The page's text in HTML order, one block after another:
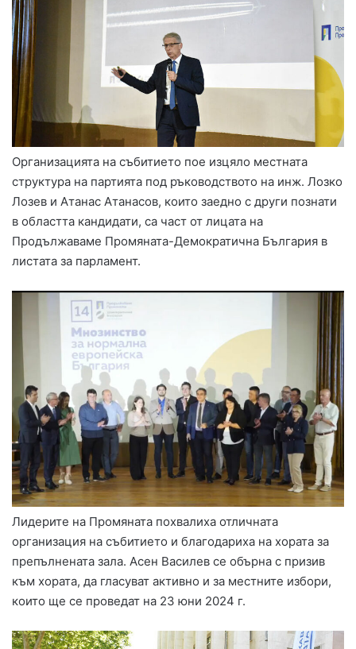
Организацията на събитието пое изцяло местната
структура на партията под ръководството на инж. Лозко
Лозев и Атанас Атанасов, които заедно с други познати
в областта кандидати, са част от лицата на
Продължаваме Промяната-Демократична България в
листата за парламент.
Лидерите на Промяната похвалиха отличната
организация на събитието и благодариха на хората за
препълнената зала. Асен Василев се обърна с призив
към хората, да гласуват активно и за местните избори,
които ще се проведат на 23 юни 2024 г.